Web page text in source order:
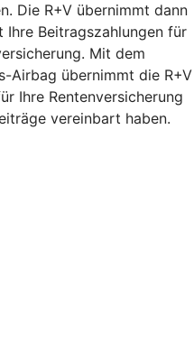
Die R+V übernimmt dann
Ihre Beitragszahlungen für
Mit dem
Airbag übernimmt die R+V
Ihre Rentenversicherung
vereinbart haben.